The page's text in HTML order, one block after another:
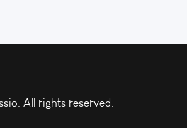
All rights reserved.